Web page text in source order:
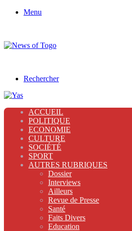
Menu
Rechercher
ACCUEIL
POLITIQUE
ECONOMIE
CULTURE
SOCIÉTÉ
SPORT
AUTRES RUBRIQUES
Dossier
Interviews
Ailleurs
Revue de Presse
Santé
Faits Divers
Education